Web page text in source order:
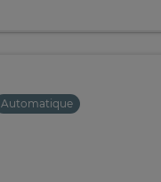
Automatique